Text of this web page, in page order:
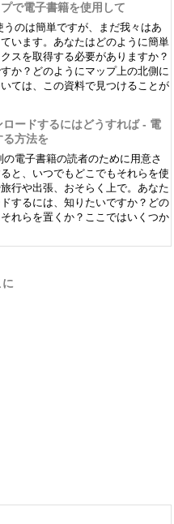
で電子書籍を使用して
のは簡単ですが、まだ我々はあ
います。あなたはどのように簡単
スを取得する必要がありますか？
か？どのようにマップ上の北側に
ては、この資料で見つけることが
ードするにはどうすれば - 電
方法を
電子書籍の読者のために用意さ
と、いつでもどこでもそれらを使
行や出張、おそらく上で。あなた
するには、知りたいですか？どの
れらを置くか？ここではいくつか